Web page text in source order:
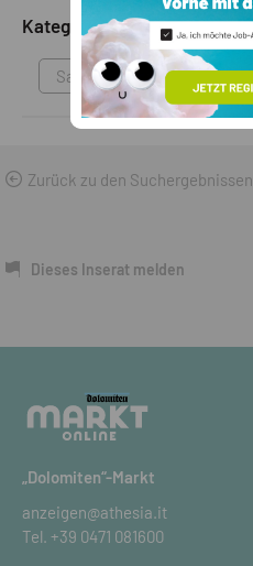
Kategorie
Sammlungen & Antikes
Zurück zu den Suchergebnissen
Dieses Inserat melden
„Dolomiten“-Markt
anzeigen@athesia.it
Tel. +39 0471 081600